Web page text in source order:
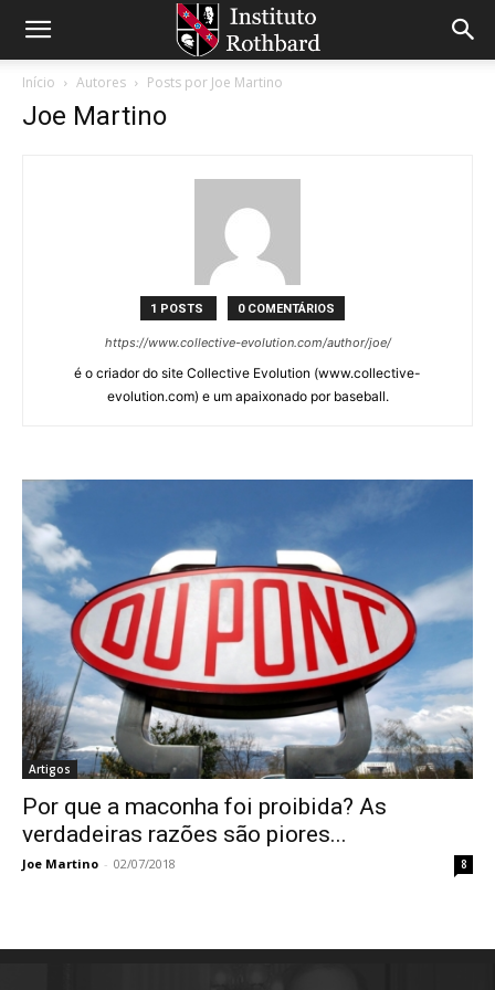
Início Autores Posts por Joe Martino
Joe Martino
1 POSTS 0 COMENTÁRIOS
https://www.collective-evolution.com/author/joe/
é o criador do site Collective Evolution (www.collective-
evolution.com) e um apaixonado por baseball.
Artigos
Por que a maconha foi proibida? As
verdadeiras razões são piores...
Joe Martino - 02/07/2018 8